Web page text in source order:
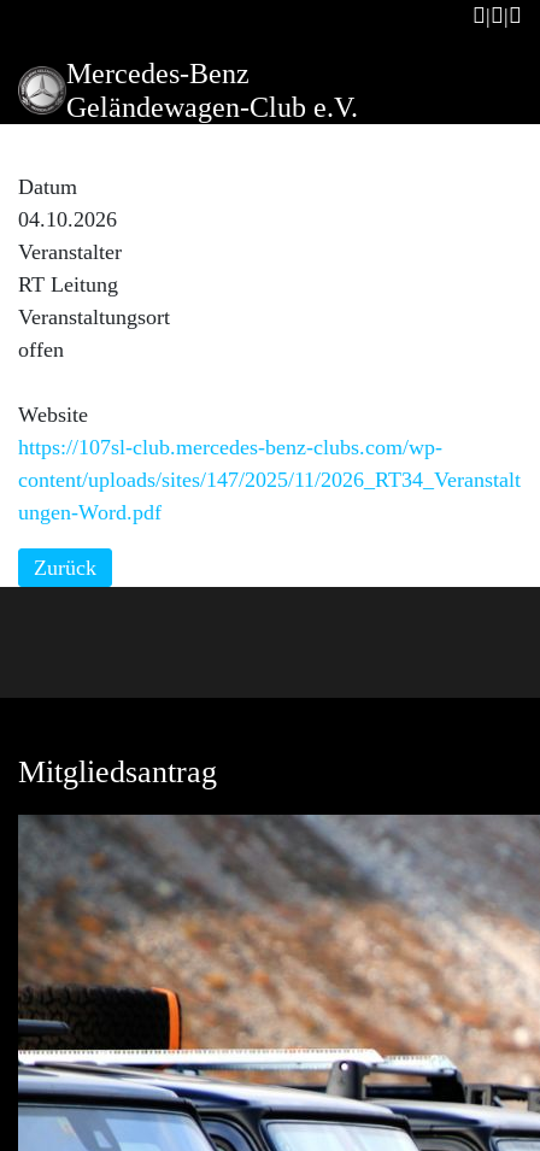
Mercedes-Benz
Geländewagen-Club e.V.
Datum
04.10.2026
Veranstalter
RT Leitung
Veranstaltungsort
offen
Website
https://107sl-club.mercedes-benz-clubs.com/wp-
content/uploads/sites/147/2025/11/2026_RT34_Veranstalt
ungen-Word.pdf
Zurück
Mitgliedsantrag